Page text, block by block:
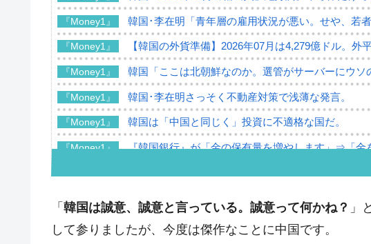
『Money1』 韓国･李在明「青年層の雇用状況が悪い。せや、若
『Money1』 【韓国の外貨準備】2026年07月は4,279億ドル。外
『Money1』 韓国「ここは北朝鮮なのか。選管がサーバーにウソ
『Money1』 韓国･李在明さっそく不動産対策で浅薄な発言。
『Money1』 韓国は「中国と同じく」投資に不適格な国だ。
『Money1』 『韓国銀行』が「金の保有量を増やします」⇒「金
韓国･帰ってきた李在明。李在明を支持しない「50.5
『Money1』
韓国大統領府ボンクラ政策室長が告発された ⇒ 国
「 韓国は誠意、誠意と言っている。誠意って何かね？ 」と
して参りましたが、今度は傑作なことに中国です。